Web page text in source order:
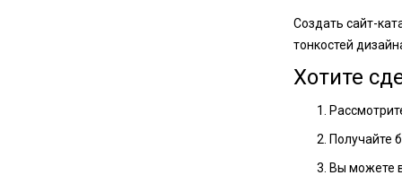
Создать сайт-
тонкостей
Хотите
Получайте
Вы можете